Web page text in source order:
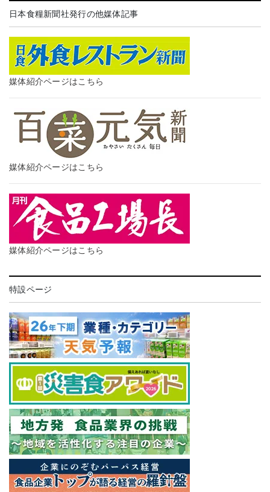
日本食糧新聞社発行の他媒体記事
媒体紹介ページはこちら
媒体紹介ページはこちら
媒体紹介ページはこちら
特設ページ